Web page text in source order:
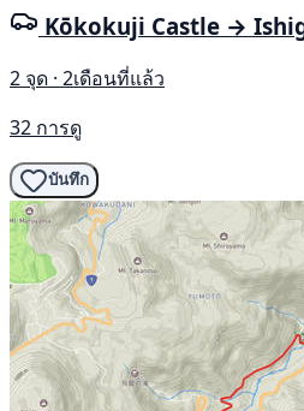
Kōkokuji Castle →
2 จุด · 2เดือนที่แล้ว
32 การดู
บันทึก